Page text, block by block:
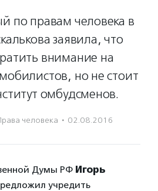
по правам человека в
заявила, что
внимание на
но не стоит
омбудсменов.
человека · 02.08.2016
Думы РФ Игорь
учредить